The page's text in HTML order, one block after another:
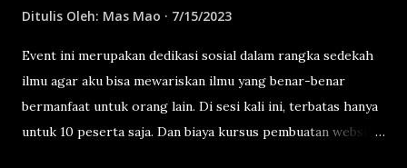
Ditulis Oleh: Mas Mao 7/15/2023
Event ini merupakan dedikasi sosial dalam rangka sedekah
ilmu agar aku bisa mewariskan ilmu yang benar-benar
bermanfaat untuk orang lain. Di sesi kali ini, terbatas hanya
untuk 10 peserta saja. Dan biaya kursus pembuatan website